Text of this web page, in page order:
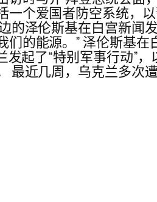
一个爱国者防空系统，
的泽伦斯基在白宫新
们的能源。” 泽伦斯基
发起了“特别军事行动”
最近几周，乌克兰多次